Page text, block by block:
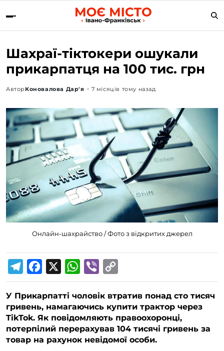
Шахраї-тіктокери ошукали
прикарпатця на 100 тис. грн
Автор Коновалова Дар'я 7 місяців тому назад
Онлайн-шахрайство / Фото з відкритих джерел
e
l
e
g
r
a
c
e
b
o
W
h
a
t
s
A
i
b
e
r
o
p
y
L
i
У Прикарпатті чоловік втратив понад сто тисяч
гривень, намагаючись купити трактор через
TikTok. Як повідомляють правоохоронці,
потерпілий перерахував 104 тисячі гривень за
товар на рахунок невідомої особи.